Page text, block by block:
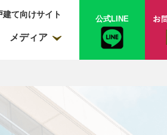
公式LINE
建て向けサイト
メディア